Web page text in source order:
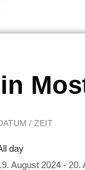
/ ZEIT
day
August 2024 - 20.